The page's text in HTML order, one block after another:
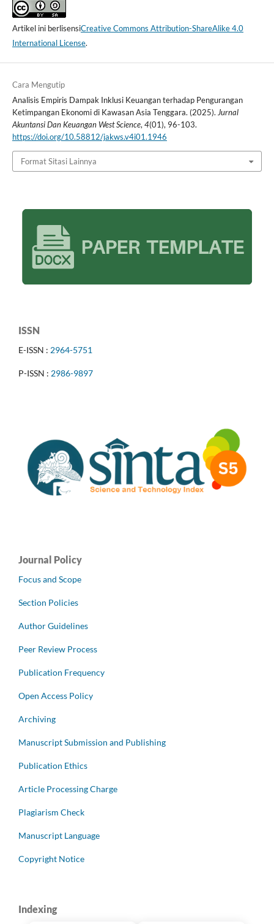
Artikel ini berlisensiCreative Commons Attribution-ShareAlike 4.0
International License.
Cara Mengutip
Analisis Empiris Dampak Inklusi Keuangan terhadap Pengurangan
Ketimpangan Ekonomi di Kawasan Asia Tenggara. (2025). Jurnal
Akuntansi Dan Keuangan West Science, 4(01), 96-103.
https://doi.org/10.58812/jakws.v4i01.1946
Format Sitasi Lainnya
ISSN
E-ISSN : 2964-5751
P-ISSN : 2986-9897
Journal Policy
Focus and Scope
Section Policies
Author Guidelines
Peer Review Process
Publication Frequency
Open Access Policy
Archiving
Manuscript Submission and Publishing
Publication Ethics
Article Processing Charge
Plagiarism Check
Manuscript Language
Copyright Notice
Indexing